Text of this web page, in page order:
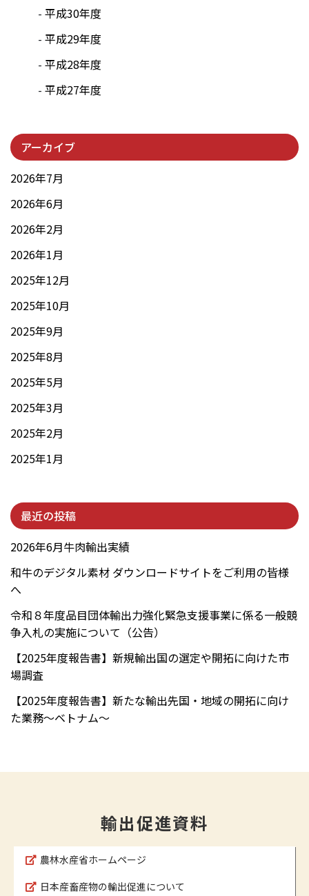
平成30年度
平成29年度
平成28年度
平成27年度
アーカイブ
2026年7月
2026年6月
2026年2月
2026年1月
2025年12月
2025年10月
2025年9月
2025年8月
2025年5月
2025年3月
2025年2月
2025年1月
最近の投稿
2026年6月牛肉輸出実績
和牛のデジタル素材 ダウンロードサイトをご利用の皆様
へ
令和８年度品目団体輸出力強化緊急支援事業に係る一般競
争入札の実施について（公告）
【2025年度報告書】新規輸出国の選定や開拓に向けた市
場調査
【2025年度報告書】新たな輸出先国・地域の開拓に向け
た業務～ベトナム～
輸出促進資料
農林水産省ホームページ
日本産畜産物の輸出促進について